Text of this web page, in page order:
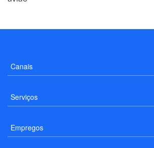
Canais
Serviços
Empregos